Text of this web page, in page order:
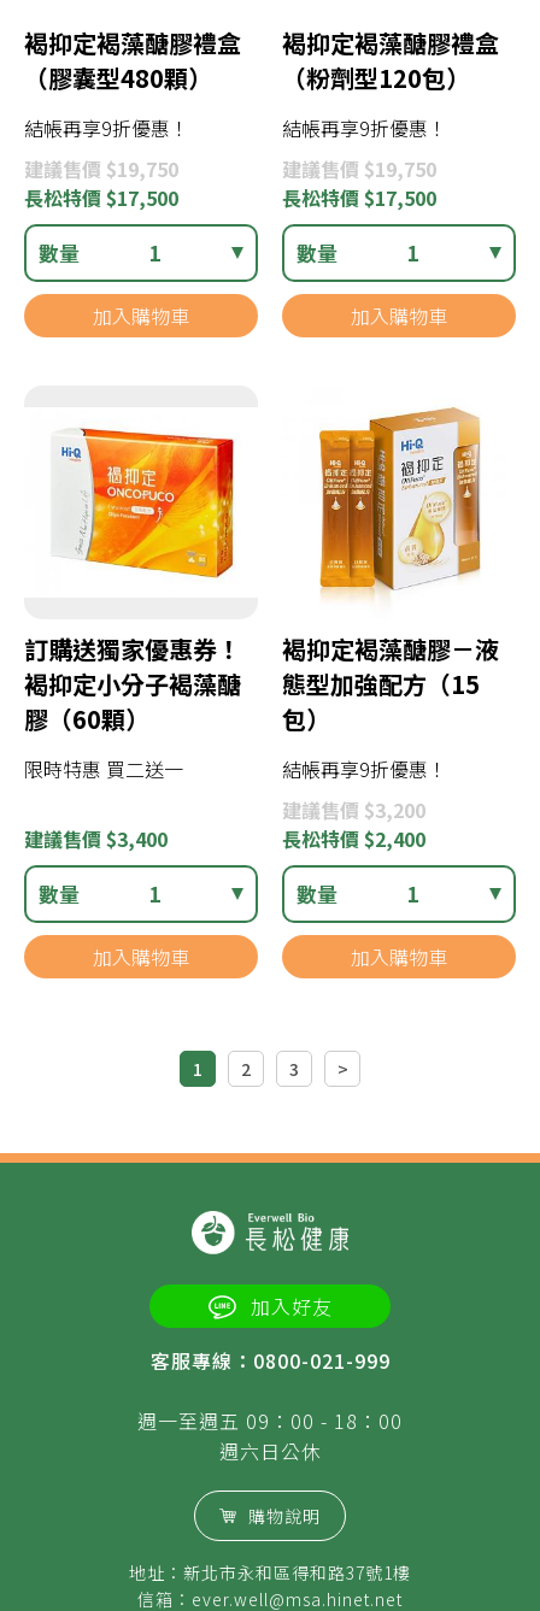
褐抑定褐藻醣膠禮盒
（膠囊型480顆）
結帳再享9折優惠！
建議售價 $19,750
長松特價 $17,500
數量 1
加入購物車
褐抑定褐藻醣膠禮盒
（粉劑型120包）
結帳再享9折優惠！
建議售價 $19,750
長松特價 $17,500
數量 1
加入購物車
訂購送獨家優惠券！
褐抑定小分子褐藻醣
膠（60顆）
限時特惠 買二送一
建議售價 $3,400
數量 1
加入購物車
褐抑定褐藻醣膠－液
態型加強配方（15
包）
結帳再享9折優惠！
建議售價 $3,200
長松特價 $2,400
數量 1
加入購物車
1 2 3 >
購物說明
地址：新北市永和區得和路37號1樓
信箱： ever.well@msa.hinet.net
加入好友
客服專線：0800-021-999
週一至週五 09：00 - 18：00
週六日公休